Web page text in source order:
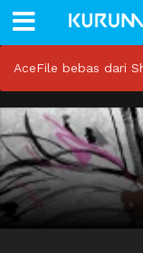
AceFile bebas dari